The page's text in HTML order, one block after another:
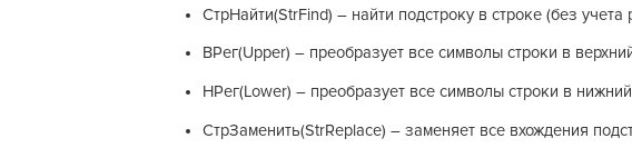
СтрНайти(StrFind) – найти подстроку в строке (без учета
ВРег(Upper) – преобразует все символы строки в
НРег(Lower) – преобразует все символы строки в нижний
СтрЗаменить(StrReplace) – заменяет все вхождения